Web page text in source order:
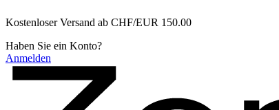
Inhalt
Kostenloser Versand ab CHF/EUR 150.00
Haben Sie ein Konto?
Anmelden